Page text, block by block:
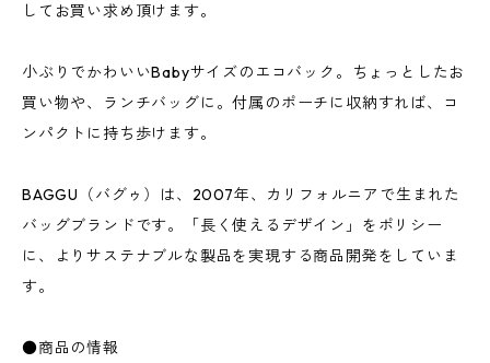
してお買い求め頂けます。
小ぶりでかわいいBabyサイズのエコバック。ちょっとしたお
買い物や、ランチバッグに。付属のポーチに収納すれば、コ
ンパクトに持ち歩けます。
BAGGU（バグゥ）は、2007年、カリフォルニアで生まれた
バッグブランドです。「長く使えるデザイン」をポリシー
に、よりサステナブルな製品を実現する商品開発をしていま
す。
●商品の情報